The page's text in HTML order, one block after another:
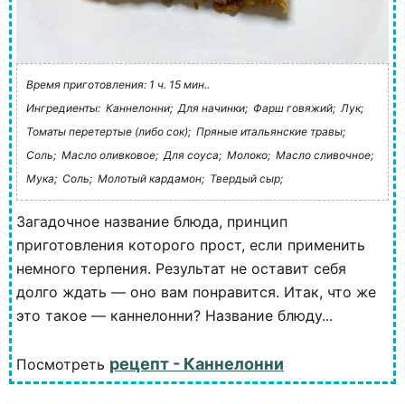
Время приготовления: 1 ч. 15 мин..
Ингредиенты: Каннелонни; Для начинки; Фарш говяжий; Лук;
Томаты перетертые (либо сок); Пряные итальянские травы;
Соль; Масло оливковое; Для соуса; Молоко; Масло сливочное;
Мука; Соль; Молотый кардамон; Твердый сыр;
Загадочное название блюда, принцип
приготовления которого прост, если применить
немного терпения. Результат не оставит себя
долго ждать — оно вам понравится. Итак, что же
это такое — каннелонни? Название блюду...
Посмотреть рецепт - Каннелонни